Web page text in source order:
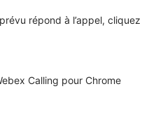
répond à l’appel, cliquez
Calling pour Chrome